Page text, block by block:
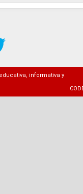
educativa, informativa y